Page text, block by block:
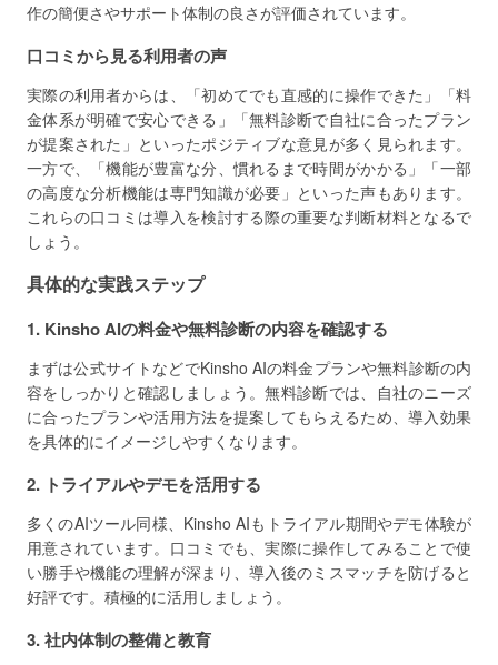
作の簡便さやサポート体制の良さが評価されています。
口コミから見る利用者の声
実際の利用者からは、「初めてでも直感的に操作できた」「料
金体系が明確で安心できる」「無料診断で自社に合ったプラン
が提案された」といったポジティブな意見が多く見られます。
一方で、「機能が豊富な分、慣れるまで時間がかかる」「一部
の高度な分析機能は専門知識が必要」といった声もあります。
これらの口コミは導入を検討する際の重要な判断材料となるで
しょう。
具体的な実践ステップ
1. Kinsho AIの料金や無料診断の内容を確認する
まずは公式サイトなどでKinsho AIの料金プランや無料診断の内
容をしっかりと確認しましょう。無料診断では、自社のニーズ
に合ったプランや活用方法を提案してもらえるため、導入効果
を具体的にイメージしやすくなります。
2. トライアルやデモを活用する
多くのAIツール同様、Kinsho AIもトライアル期間やデモ体験が
用意されています。口コミでも、実際に操作してみることで使
い勝手や機能の理解が深まり、導入後のミスマッチを防げると
好評です。積極的に活用しましょう。
3. 社内体制の整備と教育